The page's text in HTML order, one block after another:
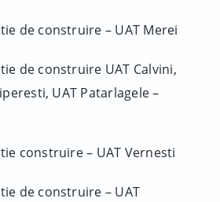
de construire – UAT Merei
de construire UAT Calvini,
UAT Patarlagele –
construire – UAT Vernesti
de construire – UAT